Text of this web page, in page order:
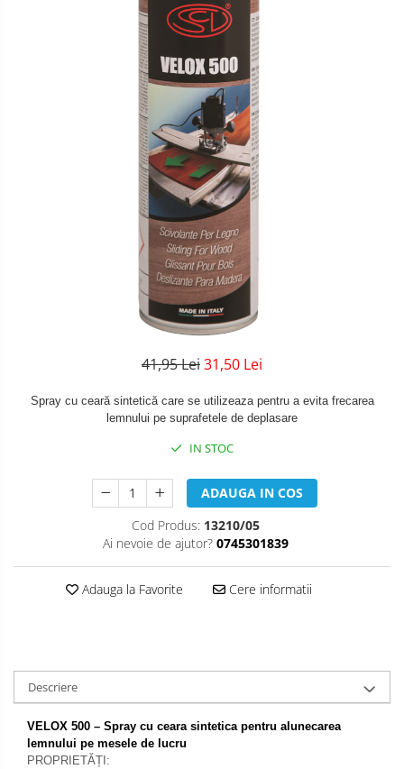
41,95 Lei31,50 Lei
Spray cu ceară sintetică care se utilizeaza pentru a evita frecarea
lemnului pe suprafetele de deplasare
IN STOC
ADAUGA IN COS
Cod Produs: 13210/05
Ai nevoie de ajutor? 0745301839
Adauga la Favorite Cere informatii
Descriere
VELOX 500 – Spray cu ceara sintetica pentru alunecarea
lemnului pe mesele de lucru
PROPRIETĂȚI: